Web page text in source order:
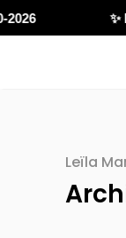
✨
Leïla